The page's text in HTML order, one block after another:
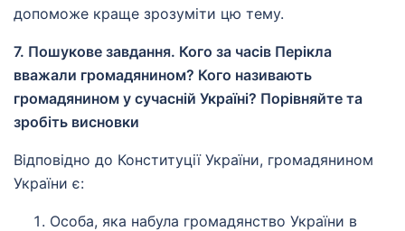
допоможе краще зрозуміти цю тему.
7. Пошукове завдання. Кого за часів Перікла
вважали громадянином? Кого називають
громадянином у сучасній Україні? Порівняйте та
зробіть висновки
Відповідно до Конституції України, громадянином
України є:
Особа, яка набула громадянство України в